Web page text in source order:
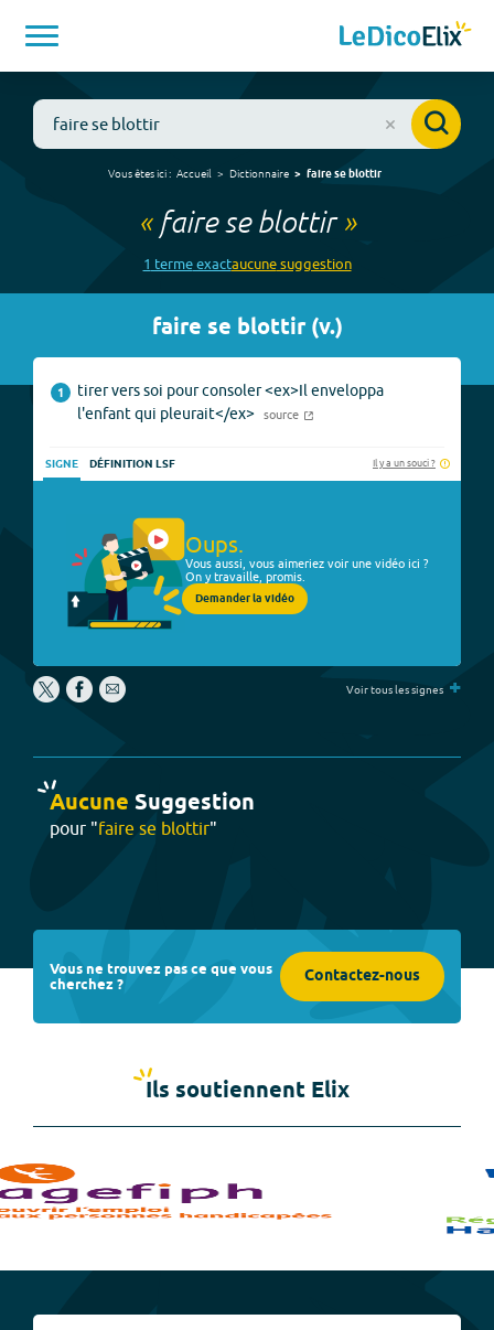
Vous êtes ici : Accueil Dictionnaire faire se blottir
« faire se blottir»
1 termeexactaucunesuggestion
faire se blottir(v.)
1
tirer vers soi pour consoler <ex>Il enveloppa
l'enfant qui pleurait</ex>
source
SIGNE DÉFINITION LSF Il y a un souci ?
Oups.
Vous aussi, vous aimeriez voir une vidéo ici ?
On y travaille, promis.
Demander la vidéo
Voir tous les signes +
Aucune Suggestion
pour "faire se blottir"
Vous ne trouvez pas ce que vous
cherchez ? Contactez-nous
Ils soutiennent Elix